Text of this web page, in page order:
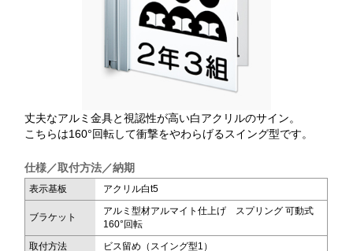
丈夫なアルミ金具と視認性が高い白アクリルのサイン。
こちらは160°回転して衝撃をやわらげるスイング型です。
仕様／取付方法／納期
表示基板 アクリル白t5
ブラケット
アルミ型材アルマイト仕上げ スプリング 可動式
160°回転
取付方法
ビス留め（スイング型1）